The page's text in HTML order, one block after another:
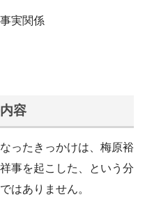
実関係
容
ったきっかけは、梅原裕
事を起こした、という分
はありません。